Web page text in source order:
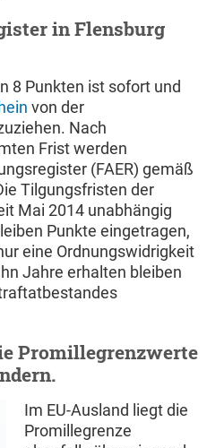
in Flensburg
8 Punkten ist sofort und
von der
Nach
Frist werden
(FAER) gemäß
Tilgungsfristen der
Mai 2014 unabhängig
Punkte eingetragen,
eine Ordnungswidrigkeit
Jahre erhalten bleiben
Promillegrenzwerte
Im EU-Ausland liegt die
Promillegrenze